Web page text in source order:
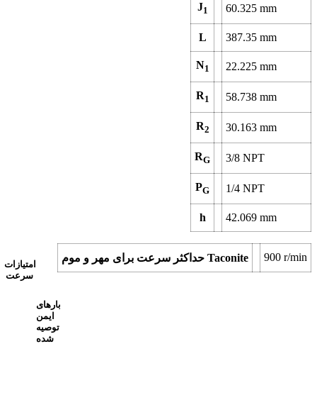
J1 60.325 mm
L 387.35 mm
N1 22.225 mm
R1 58.738 mm
R2 30.163 mm
RG 3/8 NPT
PG 1/4 NPT
h 42.069 mm
امتیازات
سرعت
حداکثر سرعت برای مهر و موم Taconite 900 r/min
بارهای
ایمن
توصیه
شده